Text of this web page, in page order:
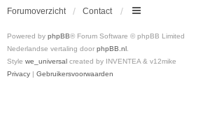
Forumoverzicht Contact
Powered by phpBB® Forum Software © phpBB Limited
Nederlandse vertaling door phpBB.nl
Style we_universal created by INVENTEA & v12mike
Privacy | Gebruikersvoorwaarden